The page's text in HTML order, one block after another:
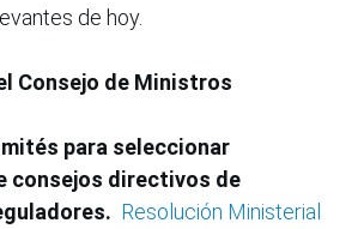
de hoy.
Consejo de Ministros
para seleccionar
consejos directivos de
Resolución Ministerial